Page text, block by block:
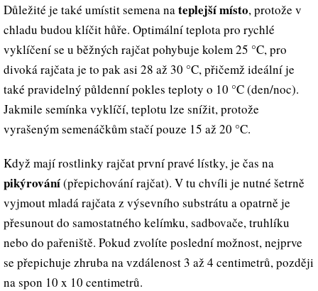
Důležité je také umístit semena nateplejší místo, protože v
chladu budou klíčit hůře. Optimální teplota pro rychlé
vyklíčení se u běžných rajčat pohybuje kolem 25 °C, pro
divoká rajčata je to pak asi 28 až 30 °C, přičemž ideální je
také pravidelný půldenní pokles teploty o 10 °C (den/noc).
Jakmile semínka vyklíčí, teplotu lze snížit, protože
vyrašeným semenáčkům stačí pouze 15 až 20 °C.
Když mají rostlinky rajčat první pravé lístky, je čas na
pikýrování(přepichování rajčat). V tu chvíli je nutné šetrně
vyjmout mladá rajčata z výsevního substrátu a opatrně je
přesunout do samostatného kelímku, sadbovače, truhlíku
nebo do pařeniště. Pokud zvolíte poslední možnost, nejprve
se přepichuje zhruba na vzdálenost 3 až 4 centimetrů, později
na spon 10 x 10 centimetrů.